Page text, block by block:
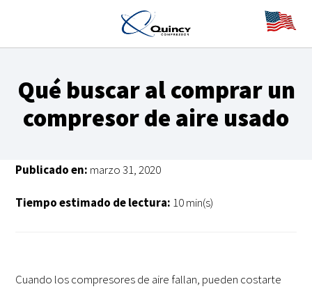
Qué buscar al comprar un
compresor de aire usado
Publicado en: marzo 31, 2020
Tiempo estimado de lectura: 10 min(s)
Cuando los compresores de aire fallan, pueden costarte